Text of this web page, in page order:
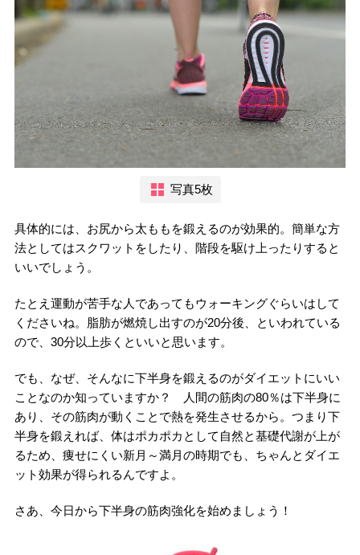
写真5枚
具体的には、お尻から太ももを鍛えるのが効果的。簡単な方
法としてはスクワットをしたり、階段を駆け上ったりすると
いいでしょう。
たとえ運動が苦手な人であってもウォーキングぐらいはして
くださいね。脂肪が燃焼し出すのが20分後、といわれている
ので、30分以上歩くといいと思います。
でも、なぜ、そんなに下半身を鍛えるのがダイエットにいい
ことなのか知っていますか？ 人間の筋肉の80％は下半身に
あり、その筋肉が動くことで熱を発生させるから。つまり下
半身を鍛えれば、体はポカポカとして自然と基礎代謝が上が
るため、痩せにくい新月～満月の時期でも、ちゃんとダイエ
ット効果が得られるんですよ。
さあ、今日から下半身の筋肉強化を始めましょう！